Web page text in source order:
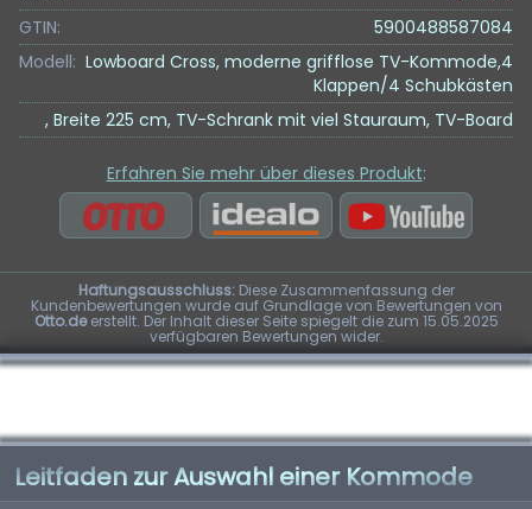
GTIN:
5900488587084
Modell: Lowboard Cross, moderne grifflose TV-Kommode,4
Klappen/4 Schubkästen
, Breite 225 cm, TV-Schrank mit viel Stauraum, TV-Board
Erfahren Sie mehr über dieses Produkt:
Haftungsausschluss:Diese Zusammenfassung der
Kundenbewertungen wurde auf Grundlage von Bewertungen von
Otto.deerstellt. Der Inhalt dieser Seite spiegelt die zum 15.05.2025
verfügbaren Bewertungen wider.
Leitfaden zur Auswahl einer Kommode